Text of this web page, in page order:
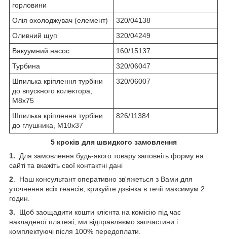
горловини
Олія охолоджувач (елемент)
320/04138
Оливний щуп
320/04249
Вакуумний насос
160/15137
Турбина
320/06047
Шпилька кріплення турбіни
до впускного колектора,
М8х75
320/06007
Шпилька кріплення турбіни
до глушника, М10х37
826/11384
5 кроків для швидкого замовлення
1. Для замовлення будь-якого товару заповніть форму на
сайті та вкажіть свої контактні дані
2 . Наш консультант оперативно зв'яжеться з Вами для
уточнення всіх reансів, крикуйте дзвінка в течії максимум 2
годин.
3. Щоб заощадити кошти клієнта на комісію під час
накладеної платежі, ми відправляємо запчастини і
комплектуючі після 100% передоплати.